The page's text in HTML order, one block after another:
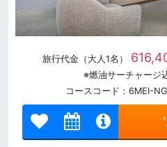
旅行代金（大人1名）
※燃油サーチャージ
コースコード：6MEI-